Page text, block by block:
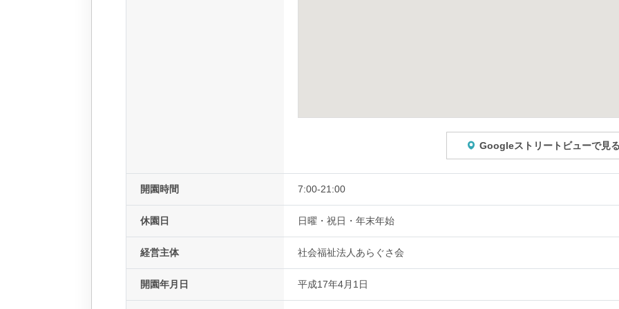
Googleストリートビューで見
開園時間 7:00-21:00
休園日 日曜・祝日・年末年始
経営主体 社会福祉法人あらぐさ会
開園年月日 平成17年4月1日